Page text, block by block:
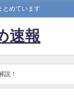
とめています
速報
説！